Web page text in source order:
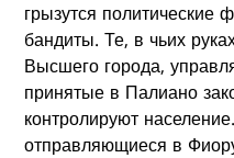
грызутся политические
бандиты. Те, в чьих
Высшего города,
принятые в Палиано
контролируют
отправляющиеся в